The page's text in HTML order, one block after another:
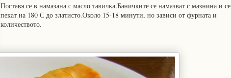
Поставя се в намазана с масло тавичка.Баничките се намазват с мазнина и се
пекат на 180 С до златисто.Около 15-18 минути, но зависи от фурната и
количеството.